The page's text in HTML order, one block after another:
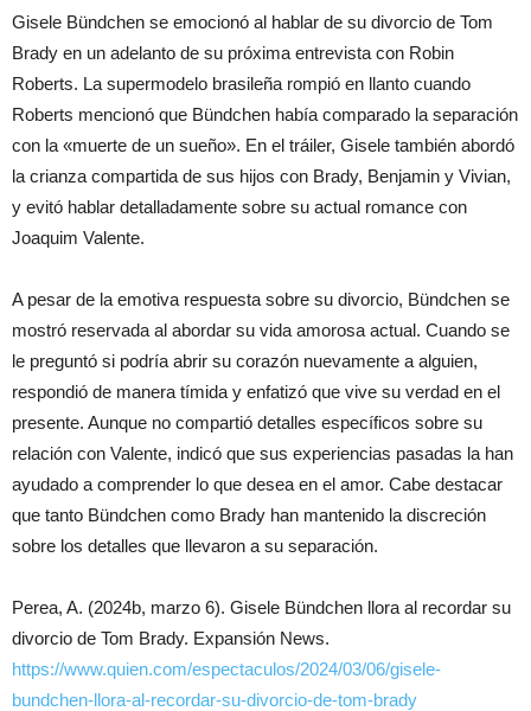
Gisele Bündchen se emocionó al hablar de su divorcio de Tom
Brady en un adelanto de su próxima entrevista con Robin
Roberts. La supermodelo brasileña rompió en llanto cuando
Roberts mencionó que Bündchen había comparado la separación
con la «muerte de un sueño». En el tráiler, Gisele también abordó
la crianza compartida de sus hijos con Brady, Benjamin y Vivian,
y evitó hablar detalladamente sobre su actual romance con
Joaquim Valente.
A pesar de la emotiva respuesta sobre su divorcio, Bündchen se
mostró reservada al abordar su vida amorosa actual. Cuando se
le preguntó si podría abrir su corazón nuevamente a alguien,
respondió de manera tímida y enfatizó que vive su verdad en el
presente. Aunque no compartió detalles específicos sobre su
relación con Valente, indicó que sus experiencias pasadas la han
ayudado a comprender lo que desea en el amor. Cabe destacar
que tanto Bündchen como Brady han mantenido la discreción
sobre los detalles que llevaron a su separación.
Perea, A. (2024b, marzo 6). Gisele Bündchen llora al recordar su
divorcio de Tom Brady. Expansión News.
https://www.quien.com/espectaculos/2024/03/06/gisele-
bundchen-llora-al-recordar-su-divorcio-de-tom-brady